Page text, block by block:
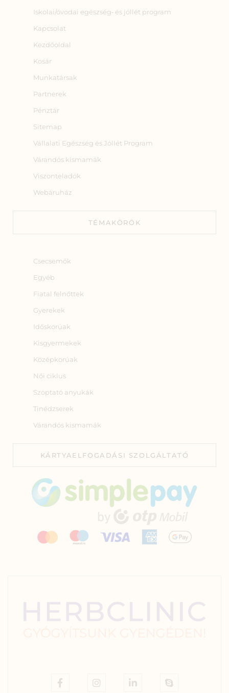
Iskolai/óvodai egészség‑ és jóllét program
Kapcsolat
Kezdőoldal
Kosár
Munkatársak
Partnerek
Pénztár
Sitemap
Vállalati Egészség és Jóllét Program
Várandós kismamák
Viszonteladók
Webáruház
TÉMAKÖRÖK
Csecsemők
Egyéb
Fiatal felnőttek
Gyerekek
Időskorúak
Kisgyermekek
Középkorúak
Női ciklus
Szoptató anyukák
Tinédzserek
Várandós kismamák
KÁRTYAELFOGADÁSI SZOLGÁLTATÓ